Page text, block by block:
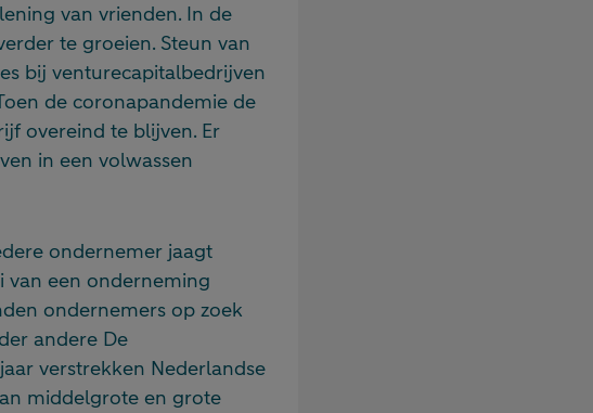
van vrienden. In de
te groeien. Steun van
bij venturecapitalbedrijven
de coronapandemie de
overeind te blijven. Er
in een volwassen
ondernemer jaagt
van een onderneming
ondernemers op zoek
andere De
verstrekken Nederlandse
middelgrote en grote